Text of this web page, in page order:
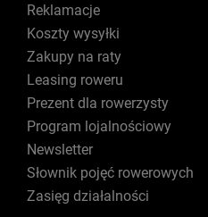
Reklamacje
Koszty wysyłki
Zakupy na raty
Leasing roweru
Prezent dla rowerzysty
Program lojalnościowy
Newsletter
Słownik pojęć rowerowych
Zasięg działalności